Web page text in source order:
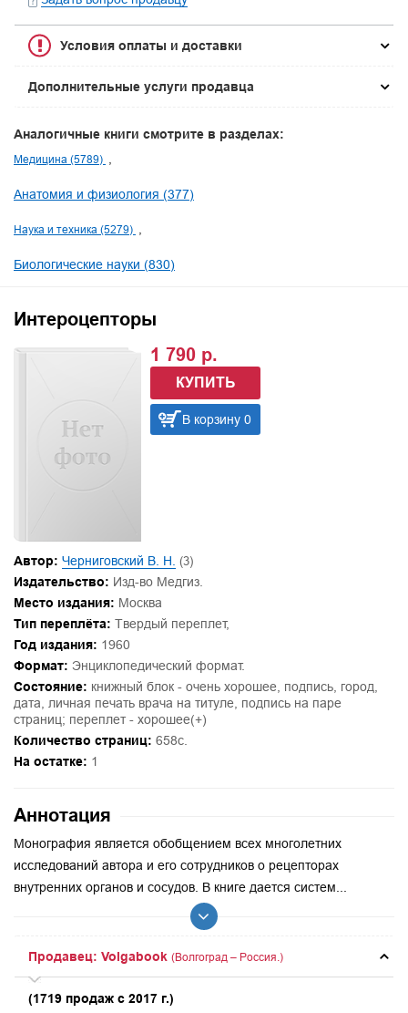
Условия оплаты и доставки
Дополнительные услуги продавца
Аналогичные книги смотрите в разделах:
Медицина (5789)
Анатомия и физиология (377)
Наука и техника (5279)
Биологические науки (830)
Интероцепторы
1 790 р.
КУПИТЬ
В корзину 0
Автор: Черниговский В. Н. (3)
Издательство: Изд-во Медгиз.
Место издания: Москва
Тип переплёта: Твердый переплет,
Год издания: 1960
Формат: Энциклопедический формат.
Состояние: книжный блок - очень хорошее, подпись, город,
дата, личная печать врача на титуле, подпись на паре
страниц; переплет - хорошее(+)
Количество страниц: 658с.
На остатке: 1
Аннотация
Монография является обобщением всех многолетних
исследований автора и его сотрудников о рецепторах
внутренних органов и сосудов. В книге дается систем...
Продавец: Volgabook (Волгоград – Россия.)
(1719 продаж с 2017 г.)